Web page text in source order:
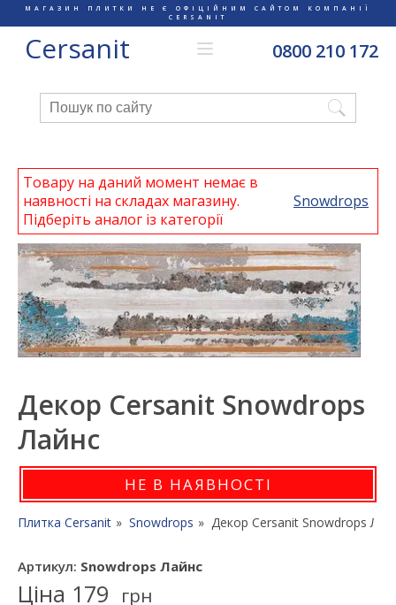
МАГАЗИН ПЛИТКИ НЕ Є ОФІЦІЙНИМ САЙТОМ КОМПАНІЇ
CERSANIT
Cersanit 0800 210 172
Товару на даний момент немає в
наявності на складах магазину.
Підберіть аналог із категорії
Snowdrops
Декор Cersanit Snowdrops
Лайнс
НЕ В НАЯВНОСТІ
Плитка Cersanit Snowdrops Декор Cersanit Snowdrops
Артикул: Snowdrops Лайнс
Ціна 179 грн